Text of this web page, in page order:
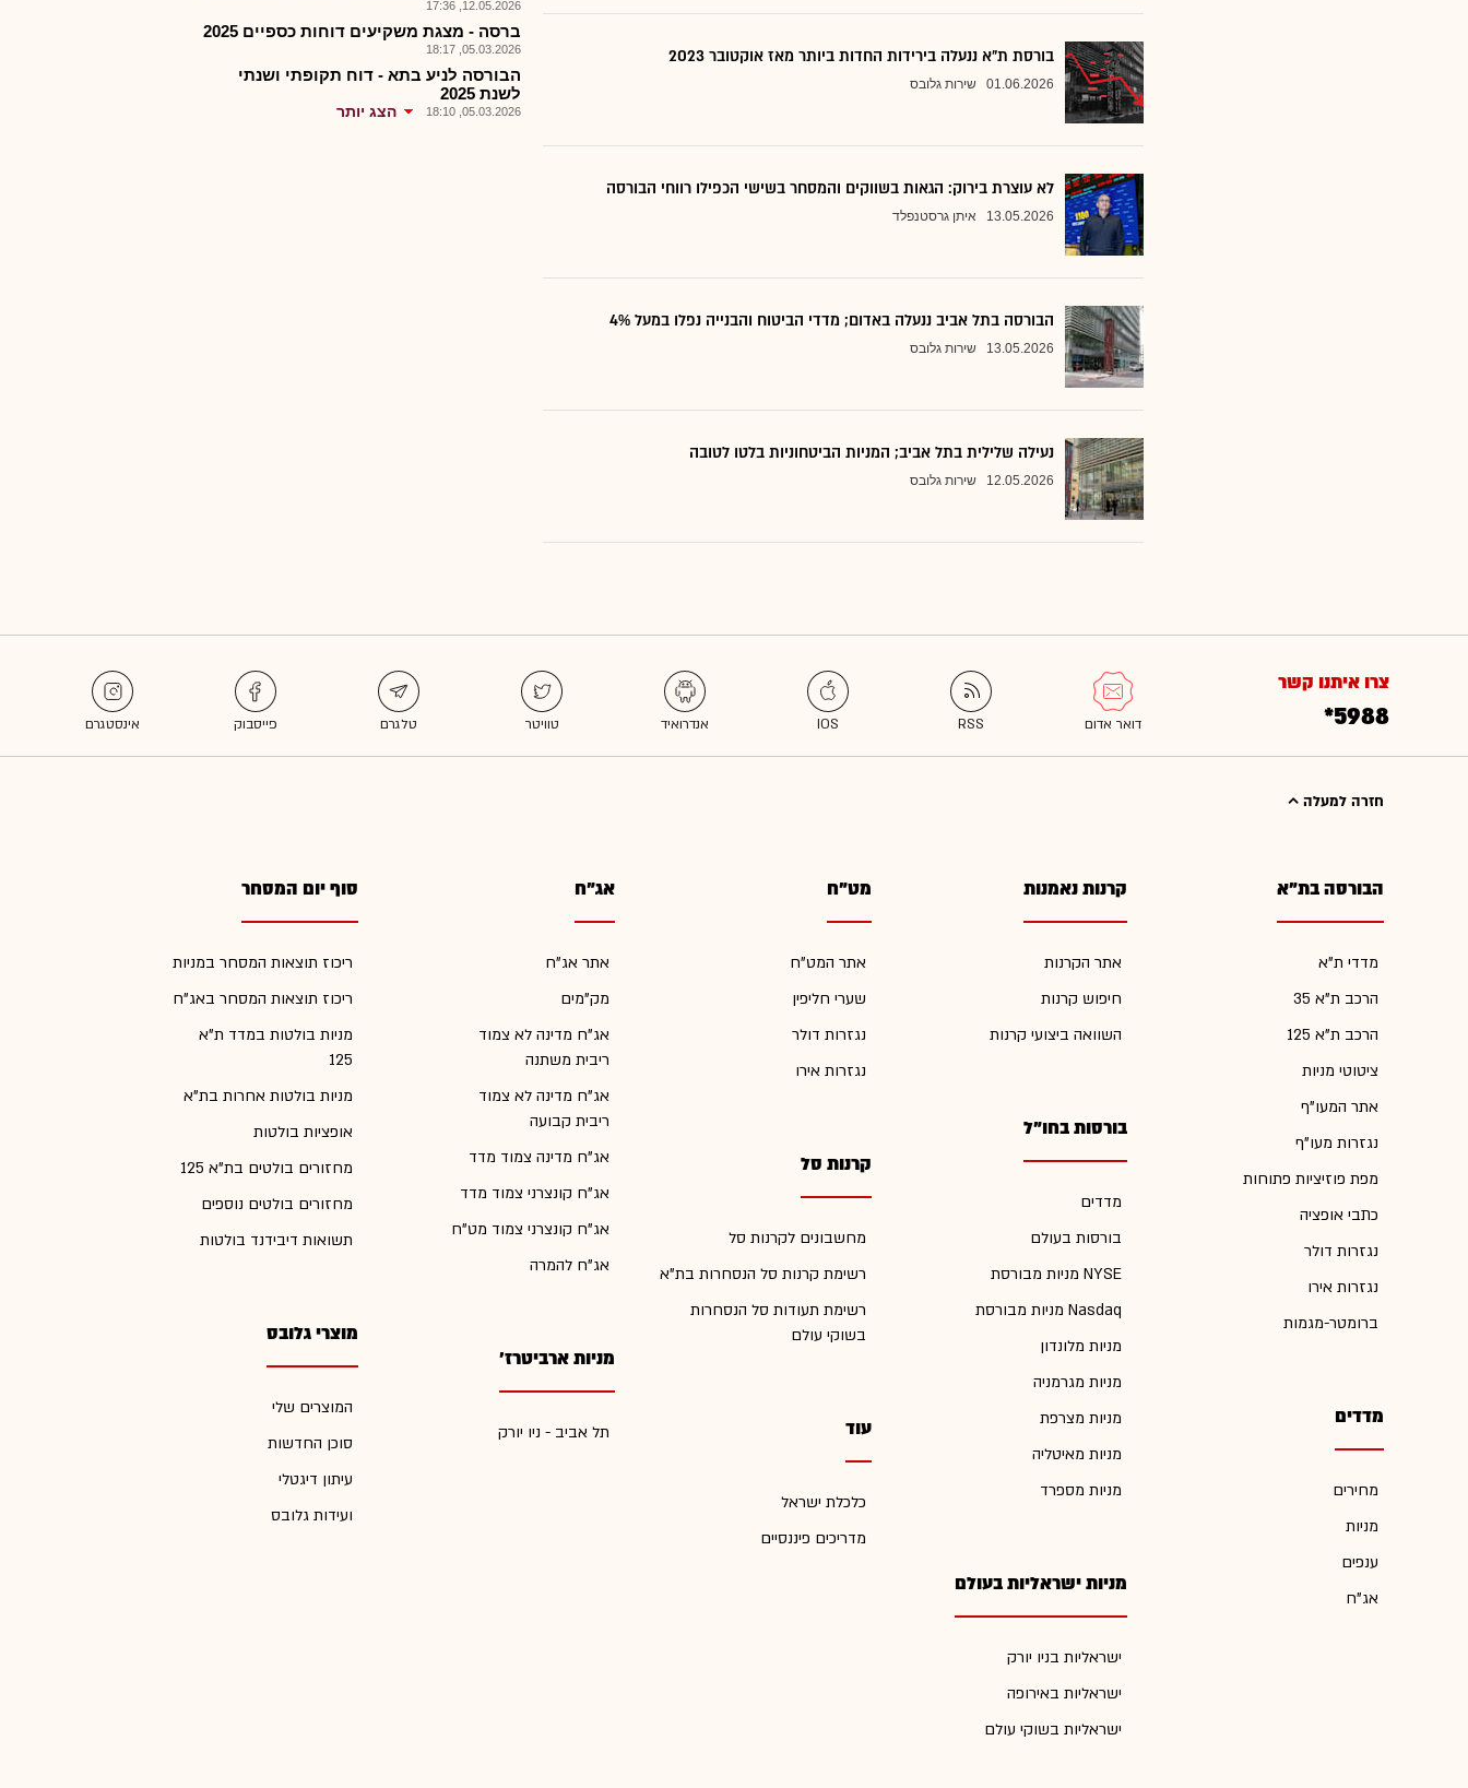
בורסת ת"א ננעלה בירידות החדות ביותר מאז אוקטובר 2023
01.06.2026 שירות גלובס
לא עוצרת בירוק: הגאות בשווקים והמסחר בשישי הכפילו רווחי הבורסה
13.05.2026 איתן גרסטנפלד
הבורסה בתל אביב ננעלה באדום; מדדי הביטוח והבנייה נפלו במעל 4%
13.05.2026 שירות גלובס
נעילה שלילית בתל אביב; המניות הביטחוניות בלטו לטובה
12.05.2026 שירות גלובס
12.05.2026, 17:36
ברסה - מצגת משקיעים דוחות כספיים 2025
05.03.2026, 18:17
הבורסה לניע בתא - דוח תקופתי ושנתי
לשנת 2025
05.03.2026, 18:10 הצג יותר
צרו איתנו קשר
*5988
חזרה למעלה
הבורסה בת"א
מדדי ת"א
הרכב ת"א 35
הרכב ת"א 125
ציטוטי מניות
אתר המעו"ף
נגזרות מעו"ף
מפת פוזיציות פתוחות
כתבי אופציה
נגזרות דולר
נגזרות אירו
ברומטר-מגמות
מדדים
מחירים
מניות
ענפים
אג"ח
קרנות נאמנות
אתר הקרנות
חיפוש קרנות
השוואה ביצועי קרנות
בורסות בחו"ל
מדדים
בורסות בעולם
מניות מבורסת NYSE
מניות מבורסת Nasdaq
מניות מלונדון
מניות מגרמניה
מניות מצרפת
מניות מאיטליה
מניות מספרד
מניות ישראליות בעולם
ישראליות בניו יורק
ישראליות באירופה
ישראליות בשוקי עולם
מט"ח
אתר המט"ח
שערי חליפין
נגזרות דולר
נגזרות אירו
קרנות סל
מחשבונים לקרנות סל
רשימת קרנות סל הנסחרות בת"א
רשימת תעודות סל הנסחרות
בשוקי עולם
עוד
כלכלת ישראל
מדריכים פיננסיים
אג"ח
אתר אג"ח
מק"מים
אג"ח מדינה לא צמוד
ריבית משתנה
אג"ח מדינה לא צמוד
ריבית קבועה
אג"ח מדינה צמוד מדד
אג"ח קונצרני צמוד מדד
אג"ח קונצרני צמוד מט"ח
אג"ח להמרה
מניות ארביטרז'
תל אביב - ניו יורק
סוף יום המסחר
ריכוז תוצאות המסחר במניות
ריכוז תוצאות המסחר באג"ח
מניות בולטות במדד ת"א
125
מניות בולטות אחרות בת"א
אופציות בולטות
מחזורים בולטים בת"א 125
מחזורים בולטים נוספים
תשואות דיבידנד בולטות
מוצרי גלובס
המוצרים שלי
סוכן החדשות
עיתון דיגטלי
ועידות גלובס